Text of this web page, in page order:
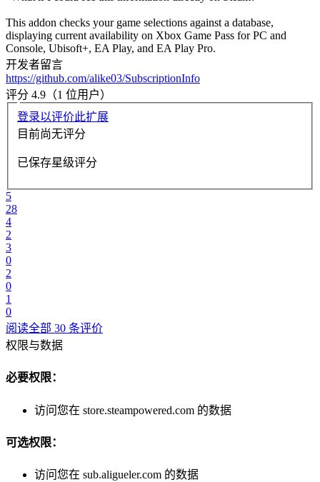
This addon checks your game selections against a database,
displaying current availability on Xbox Game Pass for PC and
Console, Ubisoft+, EA Play, and EA Play Pro.
开发者留言
https://github.com/alike03/SubscriptionInfo
评分 4.9（1 位用户）
登录以评价此扩展
目前尚无评分
已保存星级评分
5
28
4
2
3
0
2
0
1
0
阅读全部 30 条评价
权限与数据
必要权限：
访问您在 store.steampowered.com 的数据
可选权限：
访问您在 sub.aligueler.com 的数据